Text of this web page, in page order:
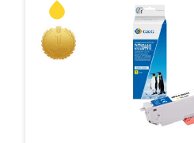
G&G
compatible
Epson
T2616
C13T26164010